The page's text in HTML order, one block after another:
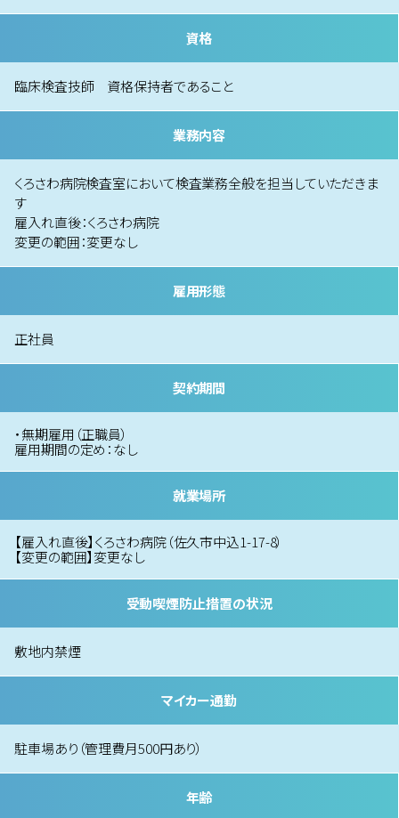
資格
臨床検査技師 資格保持者であること
業務内容
くろさわ病院検査室において検査業務全般を担当していただきま
す
雇入れ直後：くろさわ病院
変更の範囲：変更なし
雇用形態
正社員
契約期間
・無期雇用（正職員）
雇用期間の定め：なし
就業場所
【雇入れ直後】くろさわ病院（佐久市中込1-17-8）
【変更の範囲】変更なし
受動喫煙防止措置の状況
敷地内禁煙
マイカー通勤
駐車場あり（管理費月500円あり）
年齢